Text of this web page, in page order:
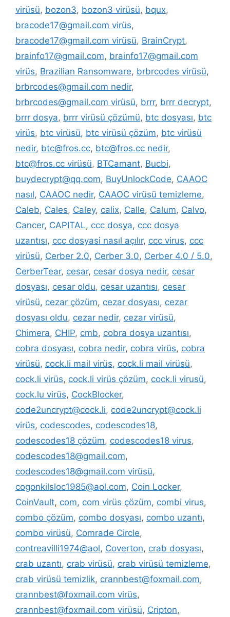
virüsü, bozon3, bozon3 virüsü, bqux,
bracode17@gmail.com virüs,
bracode17@gmail.com virüsü, BrainCrypt,
brainfo17@gmail.com, brainfo17@gmail.com
virüs, Brazilian Ransomware, brbrcodes virüsü,
brbrcodes@gmail.com nedir,
brbrcodes@gmail.com virüsü, brrr, brrr decrypt,
brrr dosya, brrr virüsü çözümü, btc dosyası, btc
virüs, btc virüsü, btc virüsü çözüm, btc virüsü
nedir, btc@fros.cc, btc@fros.cc nedir,
btc@fros.cc virüsü, BTCamant, Bucbi,
buydecrypt@qq.com, BuyUnlockCode, CAAOC
nasıl, CAAOC nedir, CAAOC virüsü temizleme,
Caleb, Cales, Caley, calix, Calle, Calum, Calvo,
Cancer, CAPITAL, ccc dosya, ccc dosya
uzantısı, ccc dosyasi nasıl açılır, ccc virus, ccc
virüsü, Cerber 2.0, Cerber 3.0, Cerber 4.0 / 5.0,
CerberTear, cesar, cesar dosya nedir, cesar
dosyası, cesar oldu, cesar uzantısı, cesar
virüsü, cezar çözüm, cezar dosyası, cezar
dosyası oldu, cezar nedir, cezar virüsü,
Chimera, CHIP, cmb, cobra dosya uzantısı,
cobra dosyası, cobra nedir, cobra virüs, cobra
virüsü, cock.li mail virüs, cock.li mail virüsü,
cock.li virüs, cock.li virüs çözüm, cock.li virusü,
cock.lu virüs, CockBlocker,
code2uncrypt@cock.li, code2uncrypt@cock.li
virüs, codescodes, codescodes18,
codescodes18 çözüm, codescodes18 virus,
codescodes18@gmail.com,
codescodes18@gmail.com virüsü,
cogonkilsloc1985@aol.com, Coin Locker,
CoinVault, com, com virüs çözüm, combi virus,
combo çözüm, combo dosyası, combo uzantı,
combo virüsü, Comrade Circle,
contreavilli1974@aol, Coverton, crab dosyası,
crab uzantı, crab virüsü, crab virüsü temizleme,
crab virüsü temizlik, crannbest@foxmail.com,
crannbest@foxmail.com virüs,
crannbest@foxmail.com virüsü, Cripton,